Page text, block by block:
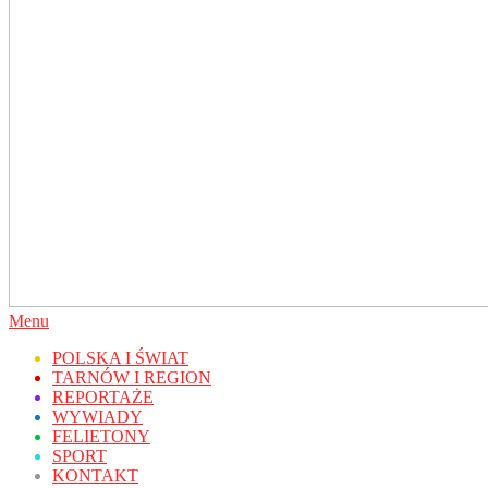
Secondary
Menu
Menu
POLSKA I ŚWIAT
TARNÓW I REGION
REPORTAŻE
WYWIADY
FELIETONY
SPORT
KONTAKT